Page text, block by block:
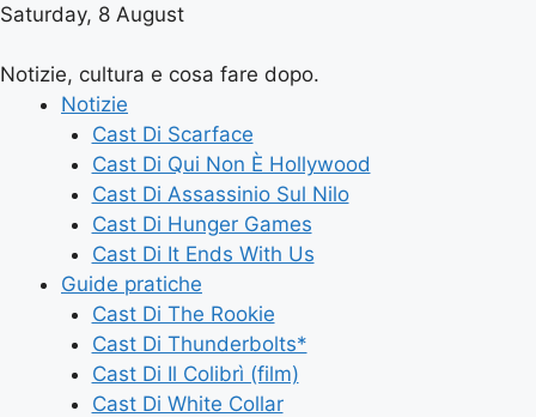
Saturday, 8 August
Notizie, cultura e cosa fare dopo.
Notizie
Cast Di Scarface
Cast Di Qui Non È Hollywood
Cast Di Assassinio Sul Nilo
Cast Di Hunger Games
Cast Di It Ends With Us
Guide pratiche
Cast Di The Rookie
Cast Di Thunderbolts*
Cast Di Il Colibrì (film)
Cast Di White Collar